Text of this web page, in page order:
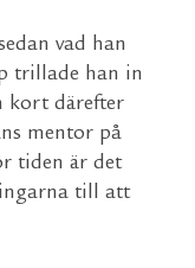
vad han
trillade han in
kort därefter
mentor på
tiden är det
till att